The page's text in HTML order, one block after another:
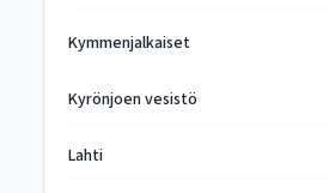
Kymmenjalkaiset
Kyrönjoen vesistö
Lahti